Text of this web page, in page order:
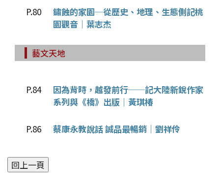
P.80
鏽蝕的家園─從歷史、地理、生態側記桃
園觀音｜葉志杰
藝文天地
P.84
因為背時，越發前行──記大陸新銳作家
系列與《橋》出版｜黃琪椿
P.86 蔡康永教說話 誠品最暢銷｜劉祥伶